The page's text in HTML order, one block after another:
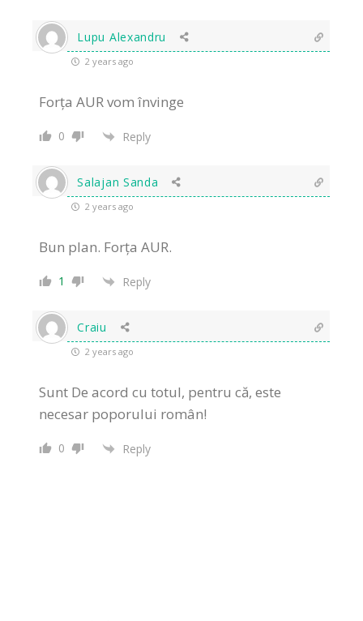
Lupu Alexandru
2 years ago
Forța AUR vom învinge
0 Reply
Salajan Sanda
2 years ago
Bun plan. Forța AUR.
1 Reply
Craiu
2 years ago
Sunt De acord cu totul, pentru că, este
necesar poporului român!
0 Reply